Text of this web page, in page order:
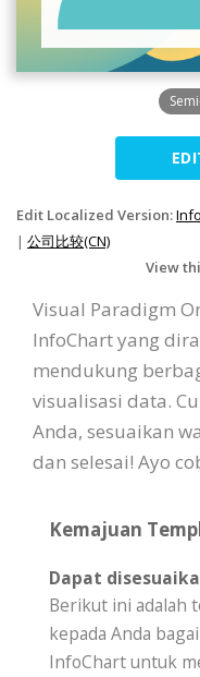
Edit Localized Version:
| 公司比较(CN)
View
Visual Paradigm
InfoChart yang
mendukung
visualisasi data.
Anda, sesuaikan
dan selesai! Ayo
Kemajuan
Dapat
Berikut ini adalah
kepada Anda
InfoChart untuk